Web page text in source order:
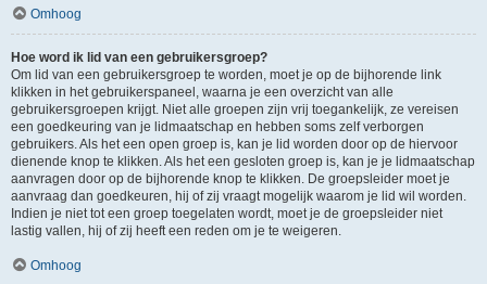
Omhoog
Hoe word ik lid van een gebruikersgroep?
Om lid van een gebruikersgroep te worden, moet je op de bijhorende link
klikken in het gebruikerspaneel, waarna je een overzicht van alle
gebruikersgroepen krijgt. Niet alle groepen zijn vrij toegankelijk, ze vereisen
een goedkeuring van je lidmaatschap en hebben soms zelf verborgen
gebruikers. Als het een open groep is, kan je lid worden door op de hiervoor
dienende knop te klikken. Als het een gesloten groep is, kan je je lidmaatschap
aanvragen door op de bijhorende knop te klikken. De groepsleider moet je
aanvraag dan goedkeuren, hij of zij vraagt mogelijk waarom je lid wil worden.
Indien je niet tot een groep toegelaten wordt, moet je de groepsleider niet
lastig vallen, hij of zij heeft een reden om je te weigeren.
Omhoog